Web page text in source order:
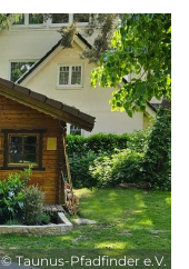
© Taunus-Pfadfinder e.V.